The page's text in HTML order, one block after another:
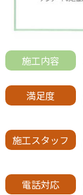
施工内容
満足度
施工スタッフ
電話対応